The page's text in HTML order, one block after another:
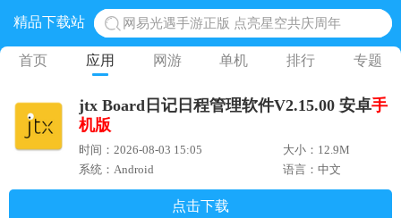
精品下载站
网易光遇手游正版 点亮星空共庆周年
黎明觉醒生机腾讯正版 黎明觉醒生机国际服
奥特曼王者传奇 正版奥特曼游戏
首页 应用 网游 单机 排行 专题
jtx Board日记日程管理软件V2.15.00 安卓手
机版
时间：2026-08-03 15:05
大小：12.9M
系统：Android
语言：中文
点击下载